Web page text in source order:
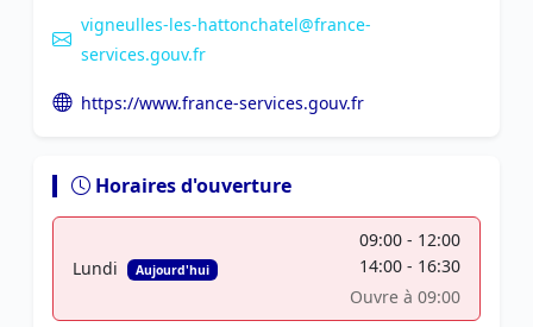
vigneulles-les-hattonchatel@france-
services.gouv.fr
https://www.france-services.gouv.fr
Horaires d'ouverture
Lundi Aujourd'hui
09:00 - 12:00
14:00 - 16:30
Ouvre à 09:00